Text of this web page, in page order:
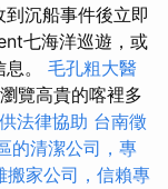
沉船事件後立即
七海洋巡遊，或
。 毛孔粗大醫
瀏覽高貴的喀裡多
法律協助 台南徵
的清潔公司，專
搬家公司，信賴專